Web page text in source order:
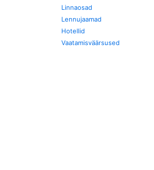
Linnaosad
Lennujaamad
Hotellid
Vaatamisväärsused